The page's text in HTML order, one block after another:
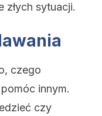
złych sytuacji.
czego
innym.
czy